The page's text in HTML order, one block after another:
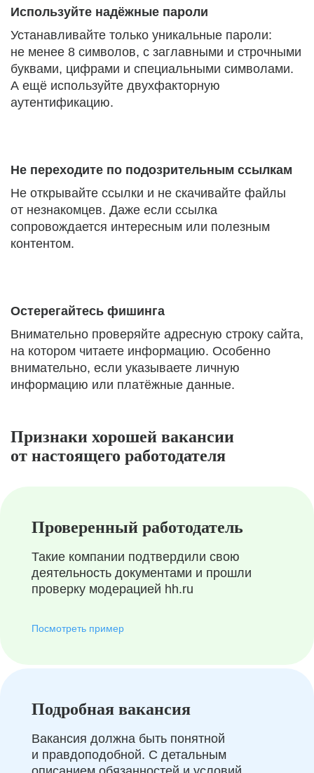
Используйте надёжные пароли
Устанавливайте только уникальные пароли:
не менее 8 символов, с заглавными и строчными
буквами, цифрами и специальными символами.
А ещё используйте двухфакторную
аутентификацию.
Не переходите по подозрительным ссылкам
Не открывайте ссылки и не скачивайте файлы
от незнакомцев. Даже если ссылка
сопровождается интересным или полезным
контентом.
Остерегайтесь фишинга
Внимательно проверяйте адресную строку сайта,
на котором читаете информацию. Особенно
внимательно, если указываете личную
информацию или платёжные данные.
Признаки хорошей вакансии
от настоящего работодателя
Проверенный работодатель
Такие компании подтвердили свою
деятельность документами и прошли
проверку модерацией hh.ru
Посмотреть пример
Подробная вакансия
Вакансия должна быть понятной
и правдоподобной. С детальным